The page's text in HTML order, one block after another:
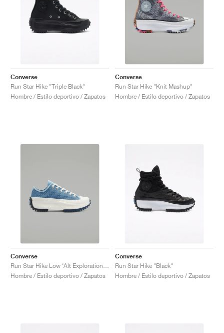
Converse
Run Star Hike "Triple Black"
Hombre / Estilo deportivo / Zapatos
Converse
Run Star Hike "Knit Mashup"
Hombre / Estilo deportivo / Zapatos
Converse
Hombre / Estilo deportivo / Zapatos
Converse
Run Star Hike "Black"
Hombre / Estilo deportivo / Zapatos